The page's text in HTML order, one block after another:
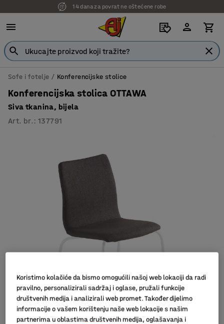
7 godina garancije
Sofe i fotelje Konferencijske stolice
Konferencijska stolica OTTAWA
Siva tkanina, bijela
Art. br. :137791
Koristimo kolačiće da bismo omogućili našoj web lokaciji da radi
pravilno, personalizirali sadržaj i oglase, pružali funkcije
društvenih medija i analizirali web promet. Također dijelimo
informacije o vašem korištenju naše web lokacije s našim
partnerima u oblastima društvenih medija, oglašavanja i